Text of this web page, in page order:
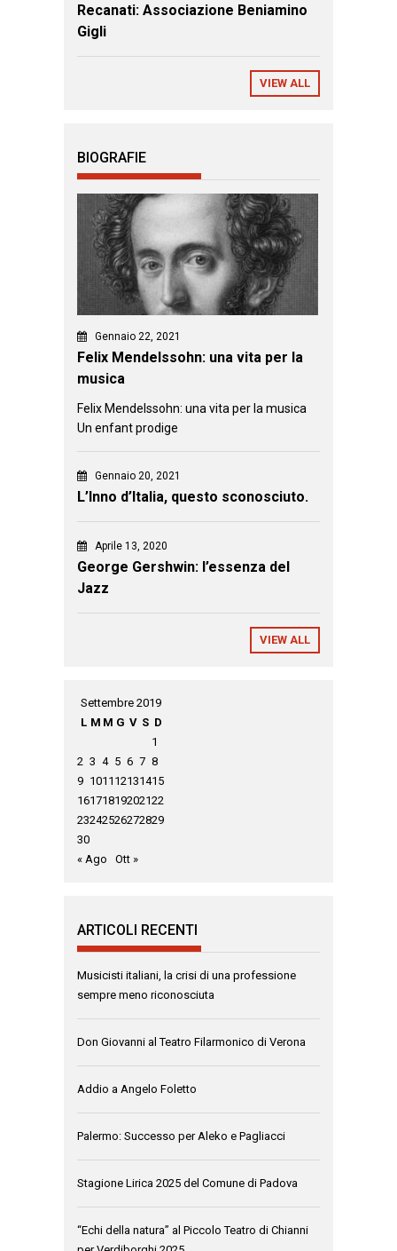
Recanati: Associazione Beniamino
Gigli
VIEW ALL
BIOGRAFIE
Gennaio 22, 2021
Felix Mendelssohn: una vita per la
musica
Felix Mendelssohn: una vita per la musica
Un enfant prodige
Gennaio 20, 2021
L’Inno d’Italia, questo sconosciuto.
Aprile 13, 2020
George Gershwin: l’essenza del
Jazz
VIEW ALL
Settembre 2019
L M M G V S D
1
2 3 4 5 6 7 8
9 1011 12131415
16171819202122
23242526272829
30
« Ago
Ott »
ARTICOLI RECENTI
Musicisti italiani, la crisi di una professione
sempre meno riconosciuta
Don Giovanni al Teatro Filarmonico di Verona
Addio a Angelo Foletto
Palermo: Successo per Aleko e Pagliacci
Stagione Lirica 2025 del Comune di Padova
“Echi della natura” al Piccolo Teatro di Chianni